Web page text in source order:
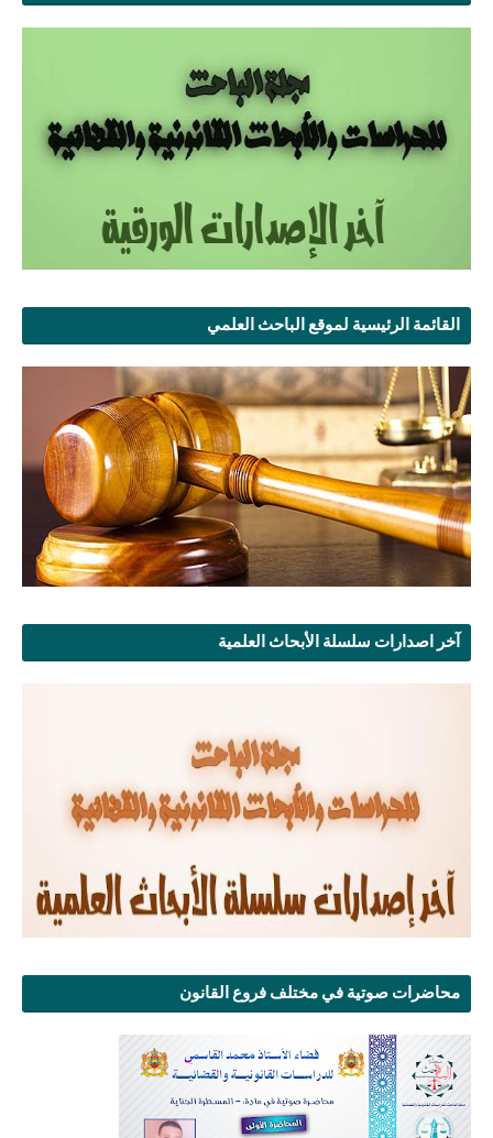
القائمة الرئيسية لموقع الباحث العلمي
آخر اصدارات سلسلة الأبحاث العلمية
محاضرات صوتية في مختلف فروع القانون